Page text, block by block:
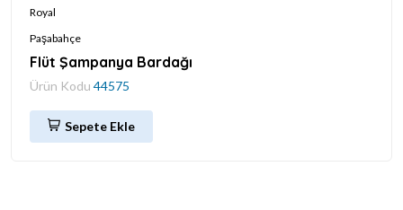
Royal
Paşabahçe
Flüt Şampanya Bardağı
Ürün Kodu 44575
Sepete Ekle